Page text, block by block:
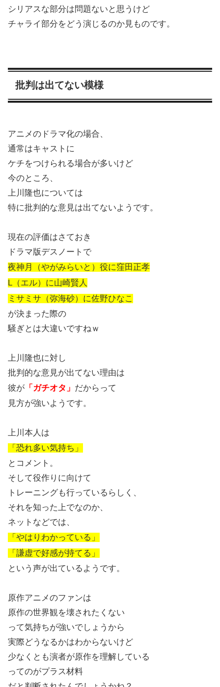
シリアスな部分は問題ないと思うけど
チャライ部分をどう演じるのか見ものです。
批判は出てない模様
アニメのドラマ化の場合、
通常はキャストに
ケチをつけられる場合が多いけど
今のところ、
上川隆也については
特に批判的な意見は出てないようです。
現在の評価はさておき
ドラマ版デスノートで
夜神月（やがみらいと）役に窪田正孝
L（エル）に山崎賢人
ミサミサ（弥海砂）に佐野ひなこ
が決まった際の
騒ぎとは大違いですねｗ
上川隆也に対し
批判的な意見が出てない理由は
彼が 「ガチオタ」 だからって
見方が強いようです。
上川本人は
「恐れ多い気持ち」
とコメント。
そして役作りに向けて
トレーニングも行っているらしく、
それを知った上でなのか、
ネットなどでは、
「やはりわかっている」
「謙虚で好感が持てる」
という声が出ているようです。
原作アニメのファンは
原作の世界観を壊されたくない
って気持ちが強いでしょうから
実際どうなるかはわからないけど
少なくとも演者が原作を理解している
ってのがプラス材料